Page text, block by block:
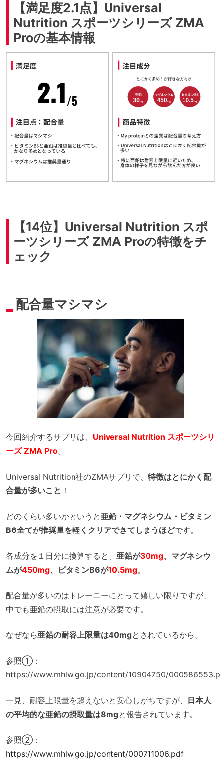
ック
配合量マシマシ
販売会社はトレーニーに栄養
を補給し続けて40年
3成分ともデータが豊富
開封レビュー
お得情報
「とにかく配合量！」という方に
おすすめ
【満足度2.1点】Universal
Nutrition スポーツシリーズ ZMA
Proの基本情報
【14位】Universal Nutrition スポ
ーツシリーズ ZMA Proの特徴をチ
ェック
配合量マシマシ
今回紹介するサプリは、 Universal Nutrition スポーツシリ
ーズ ZMA Pro。
Universal Nutrition社のZMAサプリで、 特徴はとにかく配
合量が多いこと ！
どのくらい多いかというと亜鉛・マグネシウム・ビタミン
B6全てが推奨量を軽くクリアできてしまうほどです。
各成分を１日分に換算すると、 亜鉛が30mg、マグネシウ
ムが450mg、ビタミンB6が10.5mg。
配合量が多いのはトレーニーにとって嬉しい限りですが、
中でも亜鉛の摂取には注意が必要です。
なぜなら亜鉛の耐容上限量は40mgとされているから。
参照①：
https://www.mhlw.go.jp/content/10904750/
一見、耐容上限量を超えないと安心しがちですが、
日本人
の平均的な亜鉛の摂取量は8mgと報告されています。
参照②：
https://www.mhlw.go.jp/content/000711006.pdf